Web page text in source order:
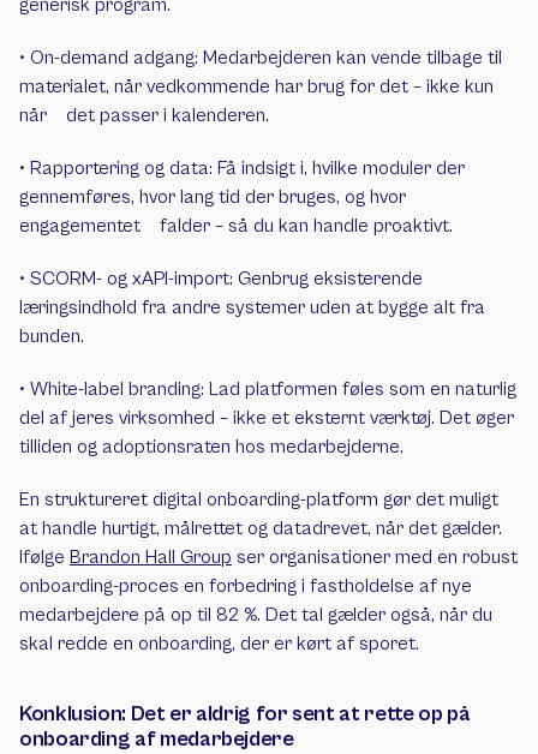
generisk program.
• On-demand adgang: Medarbejderen kan vende tilbage til
materialet, når vedkommende har brug for det – ikke kun
når    det passer i kalenderen.
• Rapportering og data: Få indsigt i, hvilke moduler der
gennemføres, hvor lang tid der bruges, og hvor
engagementet    falder – så du kan handle proaktivt.
• SCORM- og xAPI-import: Genbrug eksisterende
læringsindhold fra andre systemer uden at bygge alt fra
bunden.
• White-label branding: Lad platformen føles som en naturlig
del af jeres virksomhed – ikke et eksternt værktøj. Det øger
tilliden og adoptionsraten hos medarbejderne.
En struktureret digital onboarding-platform gør det muligt
at handle hurtigt, målrettet og datadrevet, når det gælder.
Ifølge Brandon Hall Group ser organisationer med en robust
onboarding-proces en forbedring i fastholdelse af nye
medarbejdere på op til 82 %. Det tal gælder også, når du
skal redde en onboarding, der er kørt af sporet.
Konklusion: Det er aldrig for sent at rette op på
onboarding af medarbejdere